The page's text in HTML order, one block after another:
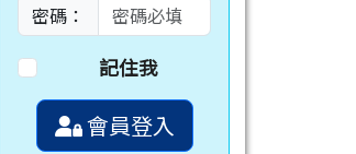
密碼：
記住我
會員登入